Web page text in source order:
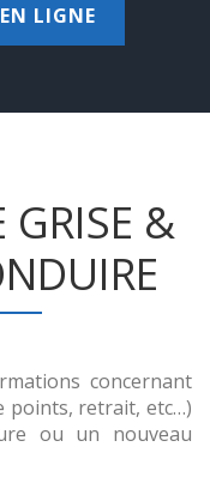
LIGNE
GRISE &
concernant
points, retrait, etc…)
ou un nouveau